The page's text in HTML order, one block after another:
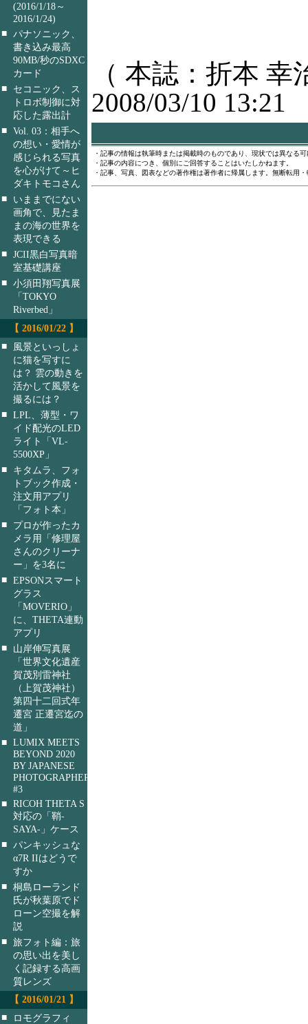
(2016/1/18～
2016/1/24)
■ パナソニック、
書き込み最高
90MB/秒のSDXC
カード
■
セコニック、ス
トロボ制御に対
応した露出計
■ Vol. 03：相手へ
の想い・愛情が
感じられる写真
を心がけて～ヒ
ダキトモコさん
■
いままでにない
画角で、見たま
まの海の世界を
表現できる
■ JCII黒白写真暗
室基礎講座
■ 小須田翔写真展
「TOKYO
Riverbed」
【 2016/01/22 】
■
風景といっしょ
に猫を写すに
は？ 雲の動きを
活かして風景を
撮るには？
■ LPL、薄型・ワ
イド配光のLED
ライト「VL-
5500XP」
■
キタムラ、フォ
トブック作成・
注文用アプリ
「フォト本」
■
プロが作ったカ
メラ用「修理屋
さんのクリーナ
ー」を3名に
■ EPSONスマート
グラス
「MOVERIO」
に、THETA連動
アプリ
■
山岸伸写真展
「世界文化遺産
賀茂別雷神社
（上賀茂神社）
第四十二回式年
遷宮 正遷宮迄の
道」
■ LUMIX MEETS
BEYOND 2020
BY JAPANESE
PHOTOGRAPHERS
#3
■ RICOH THETA S
対応の「鞘-
SAYA-」ケース
■ パンキッシュな
α7R IIはどうで
すか
■ 桐島ローランド
氏が秋葉原でド
ローン空撮を解
説
■ 旅フォト編：旅
の思い出を美し
く記録する高画
質レンズ
【 2016/01/21 】
■
ロモグラフィ
（ 本誌：折本 幸
2008/03/10 13:21
・記事の情報は執筆時または掲載時のものであり、現状では異なる
・記事の内容につき、個別にご回答することはいたしかねます。
・記事、写真、図表などの著作権は著作者に帰属します。無断転用